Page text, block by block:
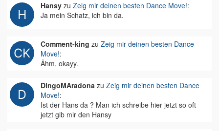
Hansy zu Zeig mir deinen besten Dance Move!:
Ja mein Schatz, ich bin da.
Comment-king zu Zeig mir deinen besten Dance
Move!:
Ähm, okayy.
DingoMAradona zu Zeig mir deinen besten Dance
Move!:
Ist der Hans da ? Man ich schreibe hier jetzt so oft
jetzt gib mir den Hansy